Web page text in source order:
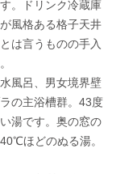
。ドリンク冷蔵庫
風格ある格子天井
は言うものの手入
風呂、男女境界壁
の主浴槽群。43度
湯です。奥の窓の
ほどのぬる湯。